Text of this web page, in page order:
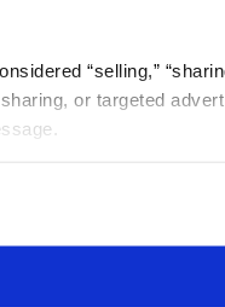
“selling,”
or targeted